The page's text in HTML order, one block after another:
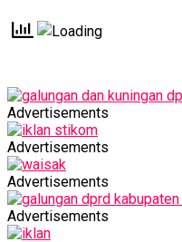
Advertisements
Advertisements
Advertisements
Advertisements